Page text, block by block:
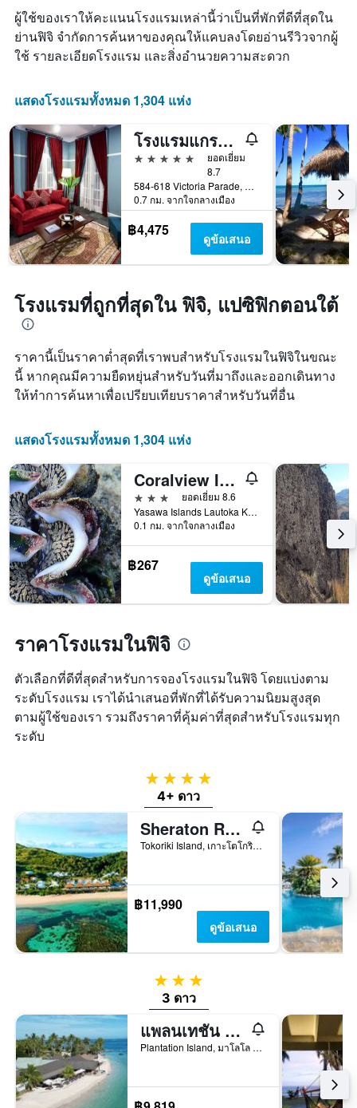
ดง
ราคา
เฉลี่ย
ของ
เข้า
พัก
แผนภูมิ
มี
X
1
แกน
แสดง
จำนวน
วัน
ก่อน
การ
เข้า
พัก
แผนภูมิ
มี
1
แกน
ดง
เฉลี่ย
ของ
ผู้ใช้ของเราให้คะแนนโรงแรมเหล่านี้ว่าเป็นที่พักที่ดีที่สุดใน
ย่านฟิจิ จำกัดการค้นหาของคุณให้แคบลงโดยอ่านรีวิวจากผู้
ใช้ รายละเอียดโรงแรม และสิ่งอำนวยความสะดวก
แสดงโรงแรมทั้งหมด 1,304 แห่ง
โรงแรมแกรนด์แปซิฟิค ฟิจิ
5 ดาว
ยอดเยี่ยม
8.7
584-618 Victoria Parade, ซูวา, ฟิจิ
0.7 กม. จากใจกลางเมือง
฿4,475 ดูข้อเสนอ
โรงแรมที่ถูกที่สุดใน ฟิจิ, แปซิฟิกตอนใต้
ราคานี้เป็นราคาต่ำสุดที่เราพบสำหรับโรงแรมในฟิจิในขณะ
นี้ หากคุณมีความยืดหยุ่นสำหรับวันที่มาถึงและออกเดินทาง
ให้ทำการค้นหาเพื่อเปรียบเทียบราคาสำหรับวันที่อื่น
แสดงโรงแรมทั้งหมด 1,304 แห่ง
Coralview Island Resort
3 ดาว
ยอดเยี่ยม 8.6
Yasawa Islands Lautoka Kings Jetty PO Box 3764 Lautoka, Tavewa Island, ฟิจิ
0.1 กม. จากใจกลางเมือง
฿267
ดูข้อเสนอ
ราคาโรงแรมในฟิจิ
ตัวเลือกที่ดีที่สุดสำหรับการจองโรงแรมในฟิจิ โดยแบ่งตาม
ระดับโรงแรม เราได้นำเสนอที่พักที่ได้รับความนิยมสูงสุด
ตามผู้ใช้ของเรา รวมถึงราคาที่คุ้มค่าที่สุดสำหรับโรงแรมทุก
ระดับ
4 ดาว
4+ ดาว
Sheraton Resort & Spa, Tokoriki Island, Fiji
Tokoriki Island, เกาะโตโกริกิ, ฟิจิ
฿11,990
ดูข้อเสนอ
3 ดาว
3 ดาว
แพลนเทชัน ไอส์แลนด์ รีสอร์ท
Plantation Island, มาโลโล ไลไล, ฟิจิ